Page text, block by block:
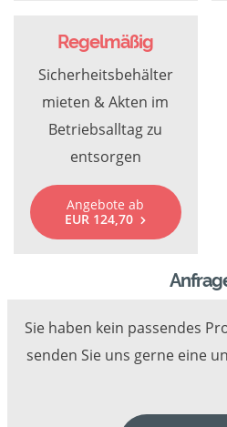
Regelmäßig
Sicherheitsbehälter
mieten & Akten im
Betriebsalltag zu
entsorgen
Angebote ab
EUR 124,70
Sie haben kein passendes
senden Sie uns gerne eine